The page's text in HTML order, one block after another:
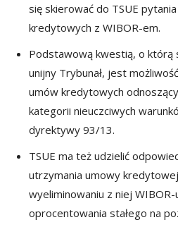
się skierować do TSUE
kredytowych z WIBOR-em.
Podstawową kwestią, o którą
unijny Trybunał, jest
umów kredytowych
kategorii nieuczciwych
dyrektywy 93/13.
TSUE ma też udzielić
utrzymania umowy
wyeliminowaniu z niej
oprocentowania stałego na